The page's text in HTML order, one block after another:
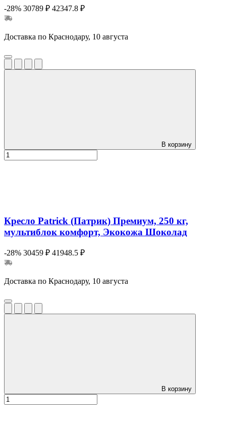
-28% 30789 ₽ 42347.8 ₽
Доставка по Краснодару, 10 августа
В корзину
Кресло Patrick (Патрик) Премиум, 250 кг,
мультиблок комфорт, Экокожа Шоколад
-28% 30459 ₽ 41948.5 ₽
Доставка по Краснодару, 10 августа
В корзину